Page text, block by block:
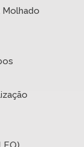
Molhado